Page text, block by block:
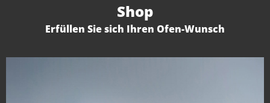
Shop
Erfüllen Sie sich Ihren Ofen-Wunsch